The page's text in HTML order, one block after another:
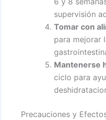
supervisión
Tomar con
para mejorar
Mantenerse
ciclo para
Precauciones y